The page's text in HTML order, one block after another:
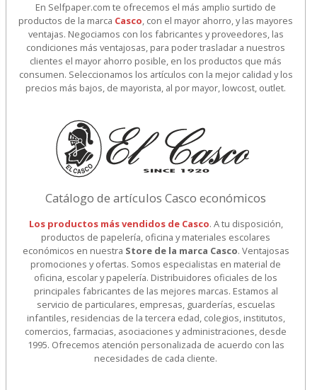
En Selfpaper.com te ofrecemos el más amplio surtido de
productos de la marca Casco, con el mayor ahorro, y las mayores
ventajas. Negociamos con los fabricantes y proveedores, las
condiciones más ventajosas, para poder trasladar a nuestros
clientes el mayor ahorro posible, en los productos que más
consumen. Seleccionamos los artículos con la mejor calidad y los
precios más bajos, de mayorista, al por mayor, lowcost, outlet.
Catálogo de artículos Casco económicos
Los productos más vendidos de Casco. A tu disposición,
productos de papelería, oficina y materiales escolares
económicos en nuestra Store de la marca Casco. Ventajosas
promociones y ofertas. Somos especialistas en material de
oficina, escolar y papelería. Distribuidores oficiales de los
principales fabricantes de las mejores marcas. Estamos al
servicio de particulares, empresas, guarderías, escuelas
infantiles, residencias de la tercera edad, colegios, institutos,
comercios, farmacias, asociaciones y administraciones, desde
1995. Ofrecemos atención personalizada de acuerdo con las
necesidades de cada cliente.